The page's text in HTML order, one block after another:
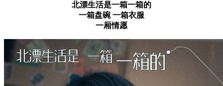
北漂生活是一箱一箱的
一箱盘碗 一箱衣服
一厢情愿